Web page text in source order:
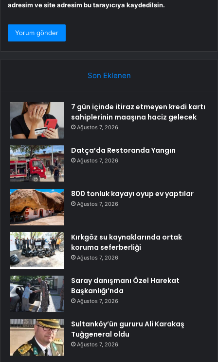
adresim ve site adresim bu tarayıcıya kaydedilsin.
Son Eklenen
7 gün içinde itiraz etmeyen kredi kartı
sahiplerinin maaşına haciz gelecek
Ağustos 7, 2026
Datça’da Restoranda Yangın
Ağustos 7, 2026
800 tonluk kayayı oyup ev yaptılar
Ağustos 7, 2026
Kırkgöz su kaynaklarında ortak
koruma seferberliği
Ağustos 7, 2026
Saray danışmanı Özel Harekat
Başkanlığı’nda
Ağustos 7, 2026
Sultanköy’ün gururu Ali Karakaş
Tuğgeneral oldu
Ağustos 7, 2026